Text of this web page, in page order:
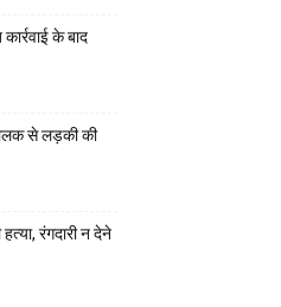
के बाद
से लड़की की
रंगदारी न देने